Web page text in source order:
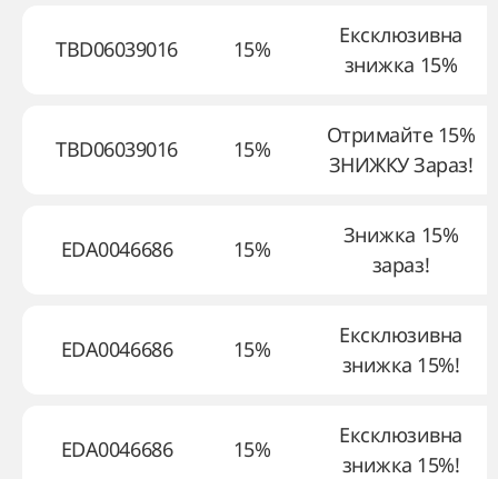
TBD06039016 15%
Ексклюзивна
знижка 15%
TBD06039016 15%
Отримайте 15%
ЗНИЖКУ Зараз!
EDA0046686 15%
Знижка 15%
зараз!
EDA0046686 15%
Ексклюзивна
знижка 15%!
EDA0046686 15%
Ексклюзивна
знижка 15%!